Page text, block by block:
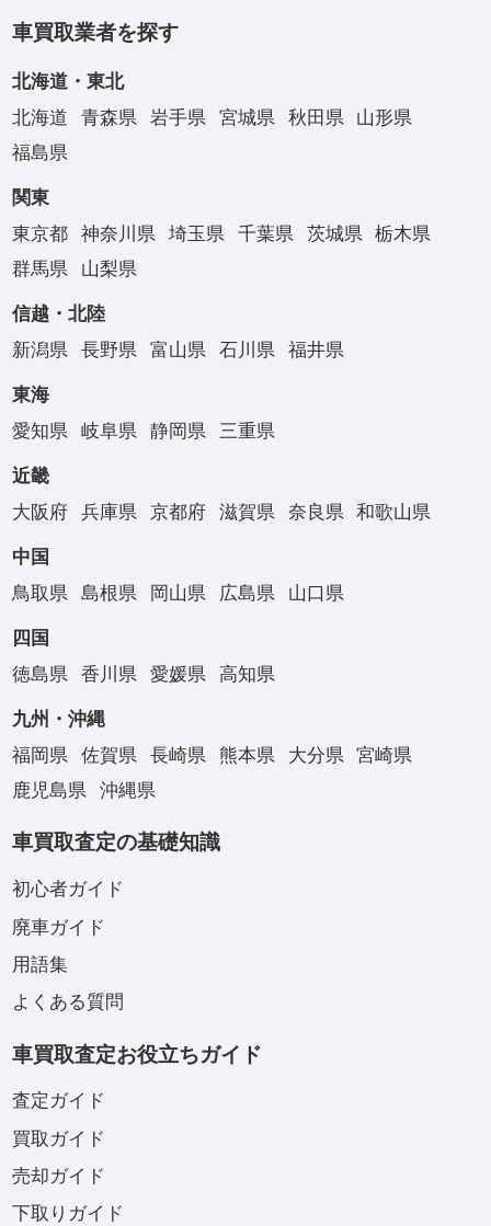
車買取業者を探す
北海道・東北
北海道
青森県 岩手県 宮城県 秋田県
山形県
福島県
関東
東京都
神奈川県 埼玉県 千葉県 茨城県
栃木県
群馬県
山梨県
信越・北陸
新潟県
長野県 富山県 石川県 福井県
東海
愛知県
岐阜県 静岡県 三重県
近畿
大阪府
兵庫県 京都府 滋賀県 奈良県 和歌山県
中国
鳥取県
島根県 岡山県 広島県 山口県
四国
徳島県
香川県 愛媛県 高知県
九州・沖縄
福岡県
佐賀県 長崎県 熊本県 大分県
宮崎県
鹿児島県
沖縄県
車買取査定の基礎知識
初心者ガイド
廃車ガイド
用語集
よくある質問
車買取査定お役立ちガイド
査定ガイド
買取ガイド
売却ガイド
下取りガイド